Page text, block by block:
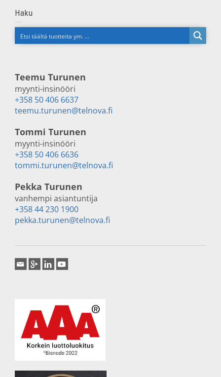
Haku
Teemu Turunen
myynti-insinööri
+358 50 406 6637
teemu.turunen@telnova.fi
Tommi Turunen
myynti-insinööri
+358 50 406 6636
tommi.turunen@telnova.fi
Pekka Turunen
vanhempi asiantuntija
+358 44 230 1900
pekka.turunen@telnova.fi